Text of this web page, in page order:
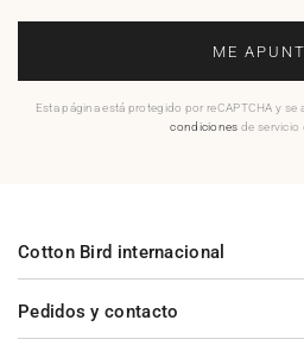
ME
Esta página está protegido por reCAPTCHA y
condiciones de servicio
Pedidos y contacto
Cotton Bird internacional